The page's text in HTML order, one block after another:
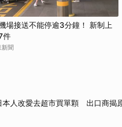
場接送不能停逾3分鐘！ 新制上
件
新聞
本人改愛去超市買單顆 出口商揭